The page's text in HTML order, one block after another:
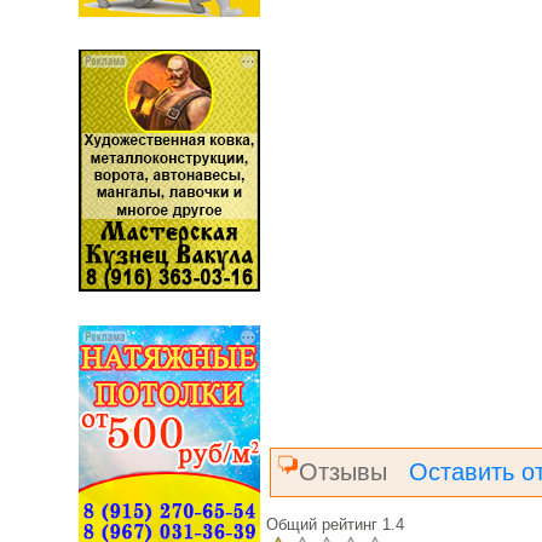
Отзывы Оставить
Общий рейтинг 1.4